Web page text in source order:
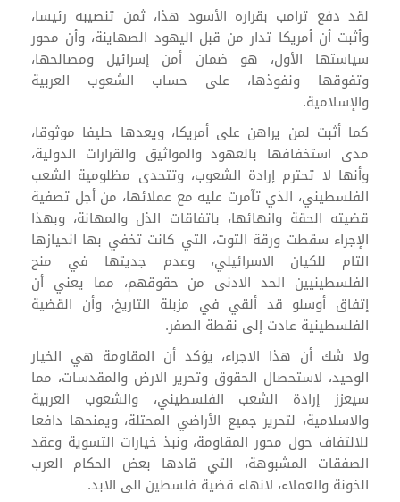
لقد دفع ترامب بقراره الأسود هذا، ثمن تنصيبه رئيسا،
وأثبت أن أمريكا تدار من قبل اليهود الصهاينة، وأن محور
سياستها الأول، هو ضمان أمن إسرائيل ومصالحها،
وتفوقها ونفوذها، على حساب الشعوب العربية
والإسلامية.
كما أثبت لمن يراهن على أمريكا، ويعدها حليفا موثوقا،
مدى استخفافها بالعهود والمواثيق والقرارات الدولية،
وأنها لا تحترم إرادة الشعوب، وتتحدى مظلومية الشعب
الفلسطيني، الذي تآمرت عليه مع عملائها، من أجل تصفية
قضيته الحقة وانهائها، باتفاقات الذل والمهانة، وبهذا
الإجراء سقطت ورقة التوت، التي كانت تخفي بها انحيازها
التام للكيان الاسرائيلي، وعدم جديتها في منح
الفلسطينيين الحد الادنى من حقوقهم، مما يعني أن
إتفاق أوسلو قد ألقي في مزبلة التاريخ، وأن القضية
الفلسطينية عادت إلى نقطة الصفر.
ولا شك أن هذا الاجراء، يؤكد أن المقاومة هي الخيار
الوحيد، لاستحصال الحقوق وتحرير الارض والمقدسات، مما
سيعزز إرادة الشعب الفلسطيني، والشعوب العربية
والاسلامية، لتحرير جميع الأراضي المحتلة، ويمنحها دافعا
للالتفاف حول محور المقاومة، ونبذ خيارات التسوية وعقد
الصفقات المشبوهة، التي قادها بعض الحكام العرب
الخونة والعملاء، لانهاء قضية فلسطين الى الابد.